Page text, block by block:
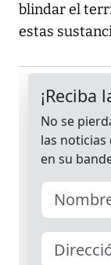
blindar el
estas